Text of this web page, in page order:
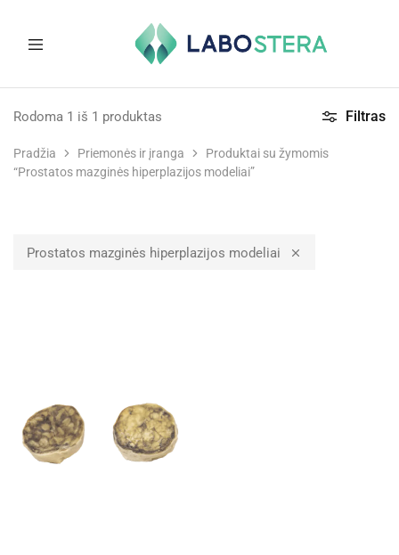
ir
medicininė
Pradžia Priemonės ir įranga
Produktai su žymomis
“Prostatos mazginės hiperplazijos modeliai”
Filtras
Rodoma 1 iš 1 produktas
Prostatos mazginės hiperplazijos modeliai